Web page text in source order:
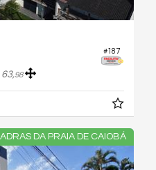
#187
63,98
DA PRAIA DE CAIOBÁ